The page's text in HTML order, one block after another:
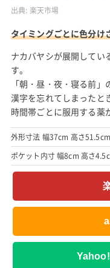
出典: 楽天市場
タイミングごとに色分け
ナカバヤシが展開してい
す。
「朝・昼・夜・寝る前
漢字を忘れてしまったと
時間帯ごとに服用する薬
外形寸法 幅37cm 高さ51.5cm
ポケット内寸 幅8cm 高さ